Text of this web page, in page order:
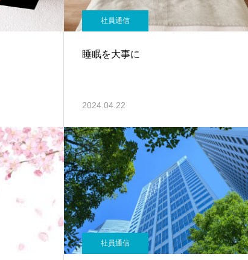
社員通信
睡眠を大事に
2024.04.22
社員通信